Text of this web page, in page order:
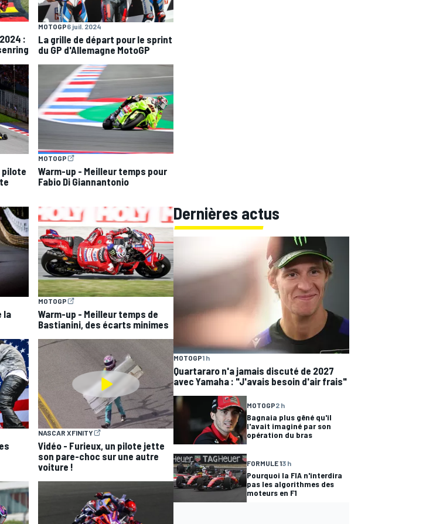
:
MOTOGP6 juil. 2024
La grille de départ pour le sprint
du GP d'Allemagne MotoGP
pilote
MOTOGP
Warm-up - Meilleur temps pour
Fabio Di Giannantonio
la
MOTOGP
Warm-up - Meilleur temps de
Bastianini, des écarts minimes
NASCAR XFINITY
Vidéo - Furieux, un pilote jette
son pare-choc sur une autre
voiture !
Dernières actus
MOTOGP1 h
Quartararo n'a jamais discuté de 2027
avec Yamaha : "J'avais besoin d'air frais"
MOTOGP2 h
Bagnaia plus gêné qu'il
l'avait imaginé par son
opération du bras
FORMULE 13 h
Pourquoi la FIA n'interdira
pas les algorithmes des
moteurs en F1